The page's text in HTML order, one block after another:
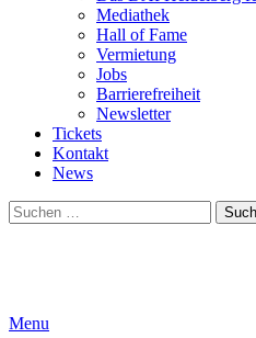
Mediathek
Hall of Fame
Vermietung
Jobs
Barrierefreiheit
Newsletter
Tickets
Kontakt
News
Suchen
nach:
Menu